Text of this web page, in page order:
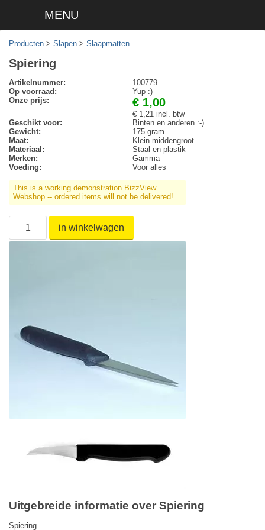
MENU
Producten > Slapen > Slaapmatten
Spiering
Artikelnummer:
100779
Op voorraad:
Yup :)
Onze prijs:
€ 1,00
€ 1,21 incl. btw
Geschikt voor:
Binten en anderen :-)
Gewicht:
175 gram
Maat:
Klein middengroot
Materiaal:
Staal en plastik
Merken:
Gamma
Voeding:
Voor alles
This is a working demonstration BizzView
Webshop -- ordered items will not be delivered!
in winkelwagen
Uitgebreide informatie over Spiering
Spiering